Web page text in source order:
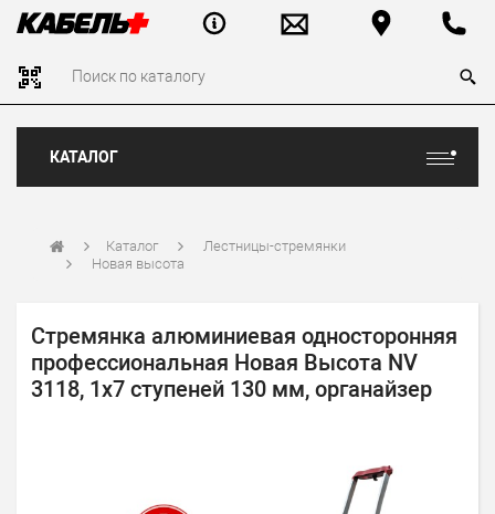
КАТАЛОГ
Каталог
Лестницы-стремянки
Новая высота
Стремянка алюминиевая односторонняя
профессиональная Новая Высота NV
3118, 1х7 ступеней 130 мм, органайзер